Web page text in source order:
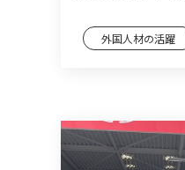
外国人材の活躍